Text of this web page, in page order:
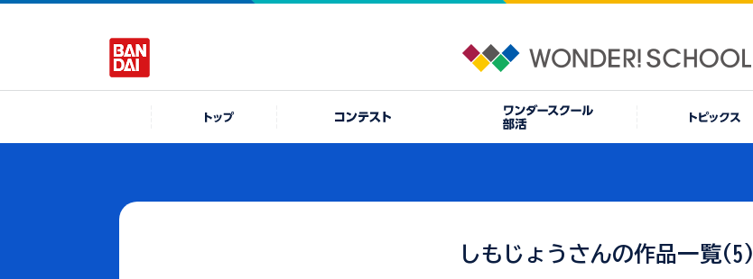
しもじょうさんの作品一覧(5)